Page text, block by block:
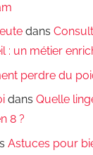
dans
: un métier
perdre du
dans Quelle
8 ?
Astuces pour